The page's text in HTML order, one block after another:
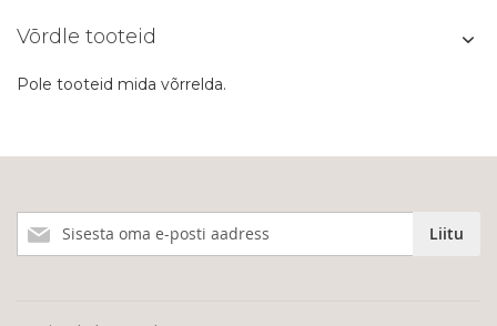
Võrdle tooteid
Pole tooteid mida võrrelda.
meie
Liitu